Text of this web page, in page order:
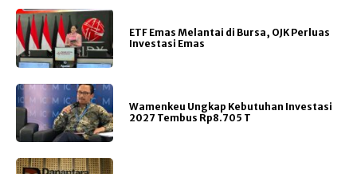
ETF Emas Melantai di Bursa, OJK Perluas
Investasi Emas
Wamenkeu Ungkap Kebutuhan Investasi
2027 Tembus Rp8.705 T